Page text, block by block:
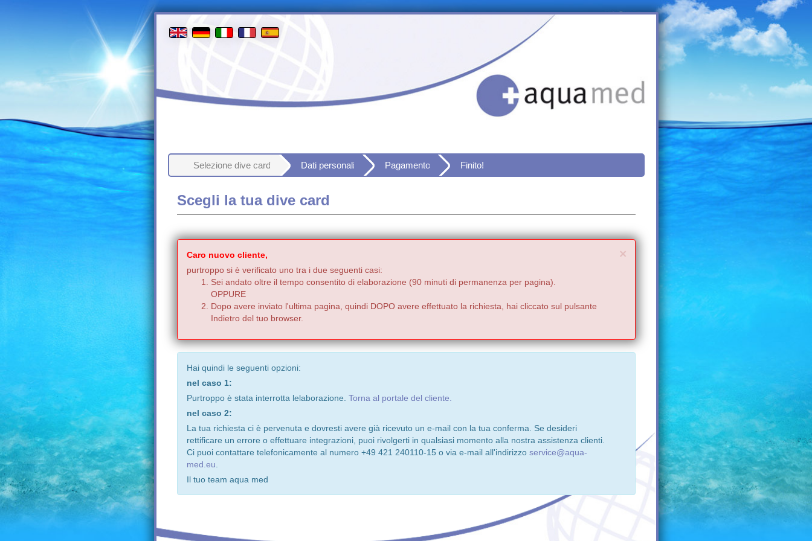
Selezione dive card Dati personali Pagamento Finito!
Scegli la tua dive card
×Close
Caro nuovo cliente,
purtroppo si è verificato uno tra i due seguenti casi:
Sei andato oltre il tempo consentito di elaborazione (90 minuti di permanenza per pagina).
OPPURE
Dopo avere inviato l'ultima pagina, quindi DOPO avere effettuato la richiesta, hai cliccato sul pulsante
Indietro del tuo browser.
Hai quindi le seguenti opzioni:
nel caso 1:
Purtroppo è stata interrotta lelaborazione. Torna al portale del cliente.
nel caso 2:
La tua richiesta ci è pervenuta e dovresti avere già ricevuto un e-mail con la tua conferma. Se desideri
rettificare un errore o effettuare integrazioni, puoi rivolgerti in qualsiasi momento alla nostra assistenza clienti.
Ci puoi contattare telefonicamente al numero +49 421 240110-15 o via e-mail all'indirizzo service@aqua-
med.eu
Il tuo team aqua med